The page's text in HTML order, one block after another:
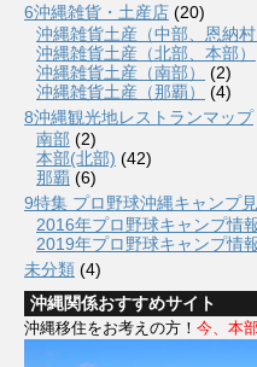
6沖縄雑貨・土産店 (20)
沖縄雑貨土産（中部、恩納村
沖縄雑貨土産（北部、本部）
沖縄雑貨土産（南部）
(2)
沖縄雑貨土産（那覇）
(4)
8沖縄観光地レストランマップ
南部 (2)
本部(北部) (42)
那覇 (6)
9特集 プロ野球沖縄キャンプ
2016年プロ野球キャンプ情
2019年プロ野球キャンプ情
未分類 (4)
沖縄関係おすすめサイト
沖縄移住をお考えの方！ 今、本